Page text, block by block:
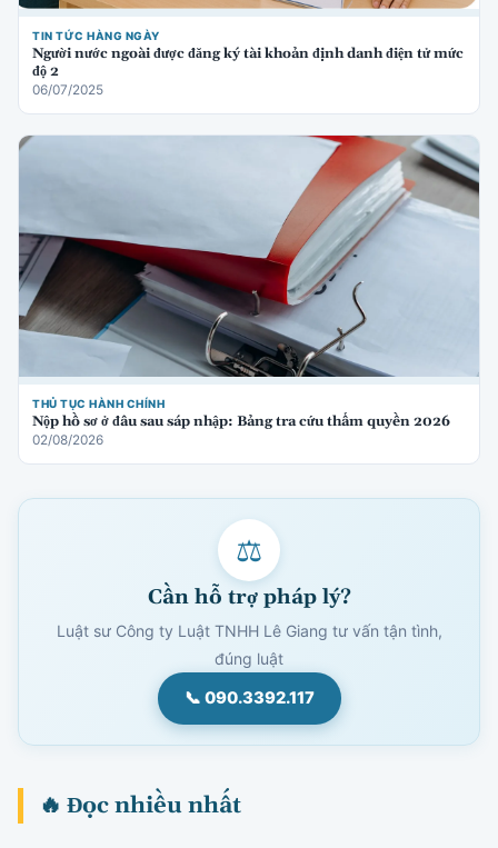
TIN TỨC HÀNG NGÀY
Người nước ngoài được đăng ký tài khoản định danh điện tử mức
độ 2
06/07/2025
THỦ TỤC HÀNH CHÍNH
Nộp hồ sơ ở đâu sau sáp nhập: Bảng tra cứu thẩm quyền 2026
02/08/2026
⚖
Cần hỗ trợ pháp lý?
Luật sư Công ty Luật TNHH Lê Giang tư vấn tận tình,
đúng luật
📞 090.3392.117
🔥 Đọc nhiều nhất